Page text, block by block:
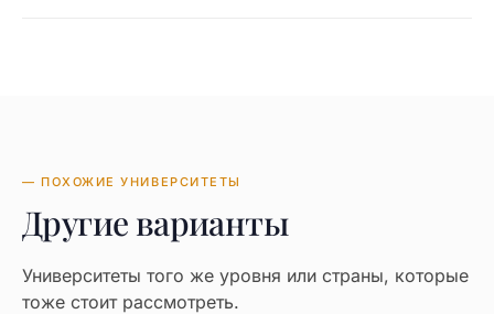
— ПОХОЖИЕ УНИВЕРСИТЕТЫ
Другие варианты
Университеты того же уровня или страны, которые
тоже стоит рассмотреть.